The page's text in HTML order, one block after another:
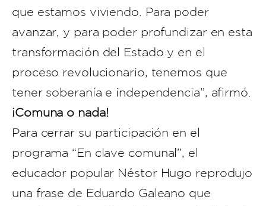
que estamos viviendo. Para poder
avanzar, y para poder profundizar en esta
transformación del Estado y en el
proceso revolucionario, tenemos que
tener soberanía e independencia”, afirmó.
¡Comuna o nada!
Para cerrar su participación en el
programa “En clave comunal”, el
educador popular Néstor Hugo reprodujo
una frase de Eduardo Galeano que